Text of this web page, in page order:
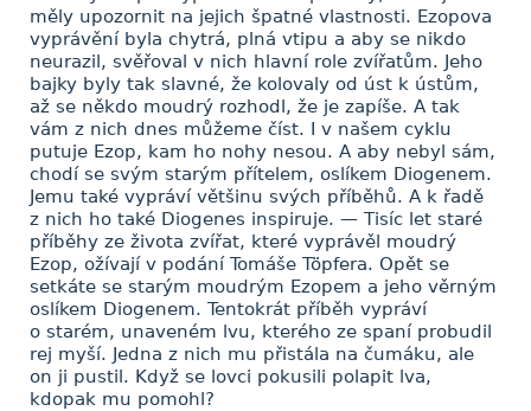
měly upozornit na jejich špatné vlastnosti. Ezopova
vyprávění byla chytrá, plná vtipu a aby se nikdo
neurazil, svěřoval v nich hlavní role zvířatům. Jeho
bajky byly tak slavné, že kolovaly od úst k ústům,
až se někdo moudrý rozhodl, že je zapíše. A tak
vám z nich dnes můžeme číst. I v našem cyklu
putuje Ezop, kam ho nohy nesou. A aby nebyl sám,
chodí se svým starým přítelem, oslíkem Diogenem.
Jemu také vypráví většinu svých příběhů. A k řadě
z nich ho také Diogenes inspiruje. — Tisíc let staré
příběhy ze života zvířat, které vyprávěl moudrý
Ezop, ožívají v podání Tomáše Töpfera. Opět se
setkáte se starým moudrým Ezopem a jeho věrným
oslíkem Diogenem. Tentokrát příběh vypráví
o starém, unaveném lvu, kterého ze spaní probudil
rej myší. Jedna z nich mu přistála na čumáku, ale
on ji pustil. Když se lovci pokusili polapit lva,
kdopak mu pomohl?